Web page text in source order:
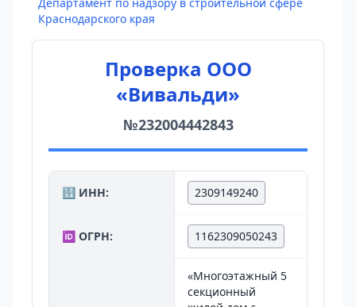
Краснодарского края
Проверка ООО
«Вивальди»
№232004442843
🔢 ИНН: 2309149240
🆔 ОГРН: 1162309050243
«Многоэтажный 5
секционный